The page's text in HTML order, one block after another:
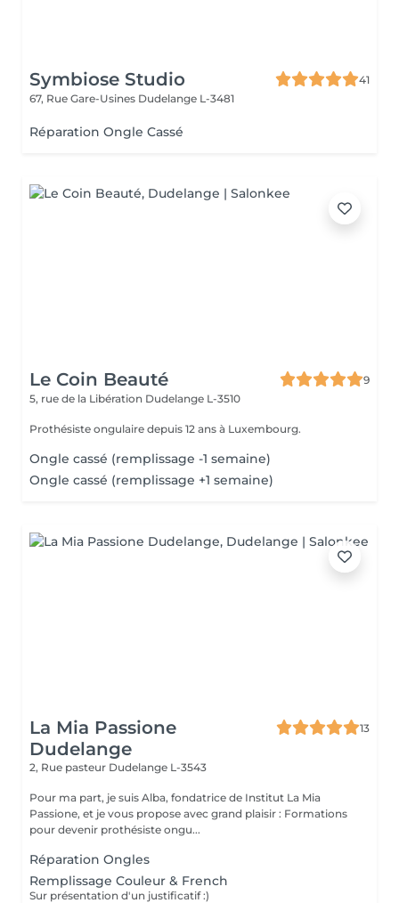
Symbiose Studio
41
67, Rue Gare-Usines Dudelange L-3481
Réparation Ongle Cassé
Le Coin Beauté
9
5, rue de la Libération Dudelange L-3510
Prothésiste ongulaire depuis 12 ans à Luxembourg.
Ongle cassé (remplissage -1 semaine)
Ongle cassé (remplissage +1 semaine)
La Mia Passione
Dudelange
13
2, Rue pasteur Dudelange L-3543
Pour ma part, je suis Alba, fondatrice de Institut La Mia
Passione, et je vous propose avec grand plaisir : Formations
pour devenir prothésiste ongu...
Réparation Ongles
Remplissage Couleur & French
Sur présentation d'un justificatif :)